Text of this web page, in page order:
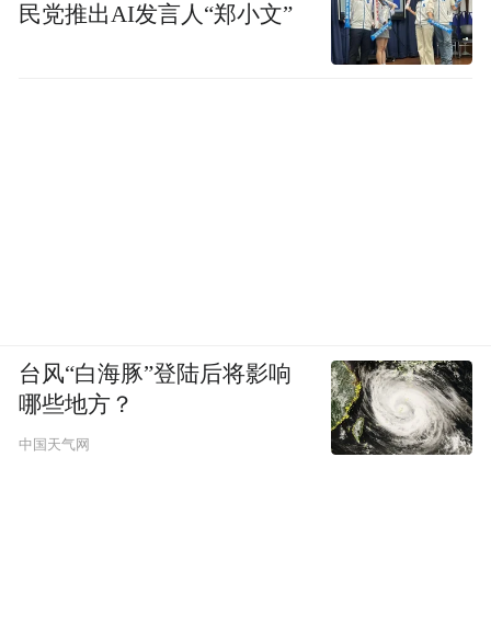
民党推出AI发言人“郑小文”
台风“白海豚”登陆后将影响
哪些地方？
中国天气网